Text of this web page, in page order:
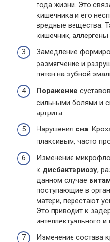
года жизни. Это
кишечника и его
вредные вещества.
кишечник,
Замедление
размягчение и
пятен на зубной
Поражение
сильными болями и
артрита.
Нарушения сна.
плаксивым, часто
Изменение
к дисбактериозу,
данном случае
поступающие в
матери, перестают
Это приводит к
интеллектуального и
Изменение состава